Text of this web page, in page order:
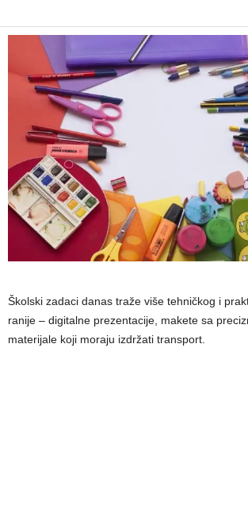
Školski zadaci danas traže više tehničkog i
ranije – digitalne prezentacije, makete sa
materijale koji moraju izdržati transport.